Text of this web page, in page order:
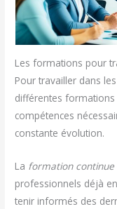
Les formations pour
Pour travailler dans
différentes formations
compétences
constante évolution.
La formation continue
professionnels déjà
tenir informés des